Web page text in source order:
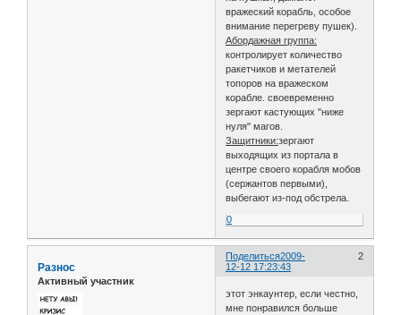
вражеский корабль, особое
внимание перегреву пушек).
Абордажная группа:
контролирует количество
ракетчиков и метателей
топоров на вражеском
корабле. своевременно
зергают кастующих "ниже
нуля" магов.
Защитники:зергают
выходящих из портала в
центре своего корабля мобов
(сержантов первыми),
выбегают из-под обстрела.
0
Поделиться 2
2009-
12-12 17:23:43
Разнос
Активный участник
этот энкаунтер, если честно,
мне понравился больше